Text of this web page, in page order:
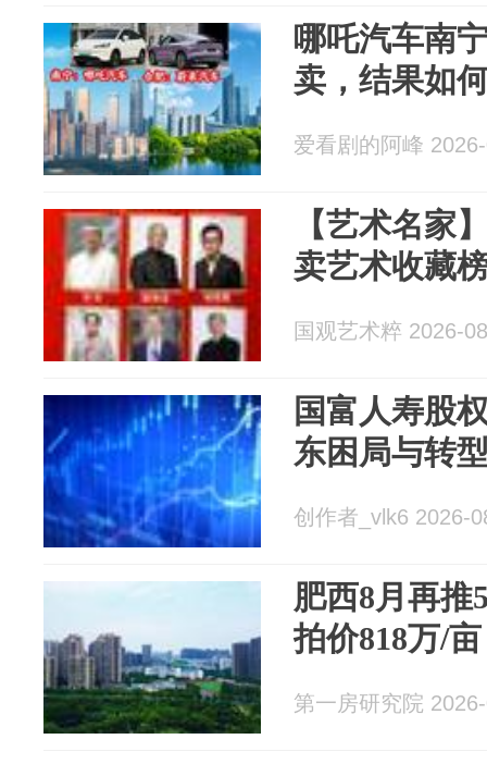
哪吒汽车南
卖，结果如
爱看剧的阿峰
【艺术名
卖艺术收藏
国观艺术粹 2026-
国富人寿股
东困局与转
创作者_vlk6 2026-
肥西8月再推
拍价818万/
第一房研究院